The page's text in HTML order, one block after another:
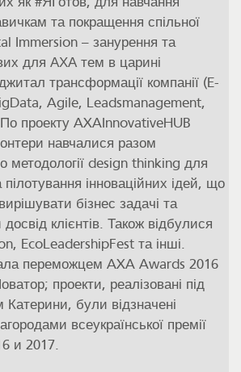
та покращення спільної
Immersion – занурення та
для АХА тем в царині
трансформації компанії (E-
Agile, Leadsmanagement,
проекту AXAInnovativeHUB
навчалися разом
методології design thinking для
пілотування інноваційних ідей, що
бізнес задачі та
клієнтів. Також відбулися
EcoLeadershipFest та інші.
переможцем AXA Awards 2016
проекти, реалізовані під
Катерини, були відзначені
всеукраїнської премії
и 2017.